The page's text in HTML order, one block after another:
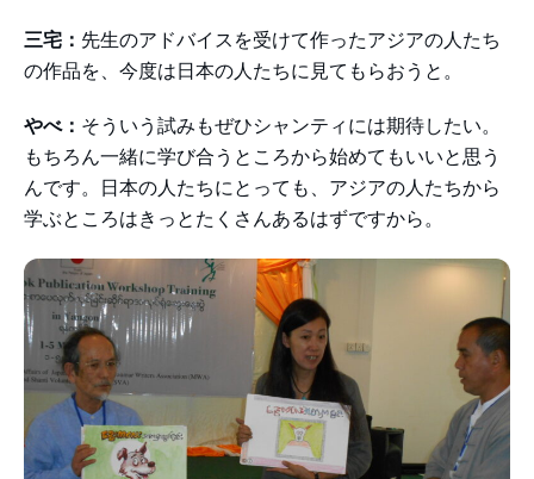
三宅： 先生のアドバイスを受けて作ったアジアの人たち
の作品を、今度は日本の人たちに見てもらおうと。
やべ： そういう試みもぜひシャンティには期待したい。
もちろん一緒に学び合うところから始めてもいいと思う
んです。日本の人たちにとっても、アジアの人たちから
学ぶところはきっとたくさんあるはずですから。